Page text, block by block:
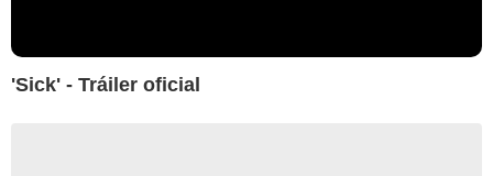
'Sick' - Tráiler oficial